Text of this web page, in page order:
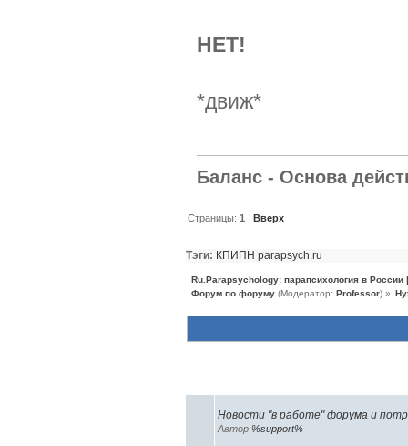
НЕТ!
*движ*
Баланс - Основа
Страницы:1 Вверх
Тэги: КПИПН parapsych.ru
Ru.Parapsychology: парапсихология в
Форум по форуму (Модератор: Professor) »
Новости "в работе" форума и
Автор %support%